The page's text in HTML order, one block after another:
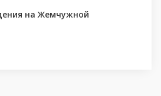
на Жемчужной